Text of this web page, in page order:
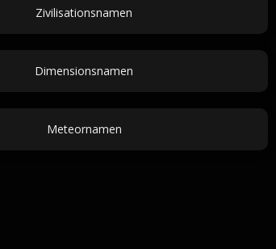
Zivilisationsnamen
Dimensionsnamen
Meteornamen